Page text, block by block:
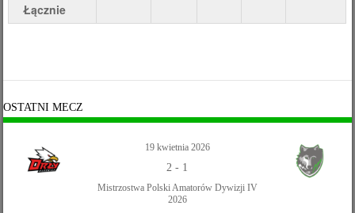
Łącznie
OSTATNI MECZ
19 kwietnia 2026
2 - 1
Mistrzostwa Polski Amatorów Dywizji IV
2026